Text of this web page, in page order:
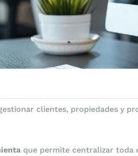
clientes, propiedades y
que permite centralizar toda